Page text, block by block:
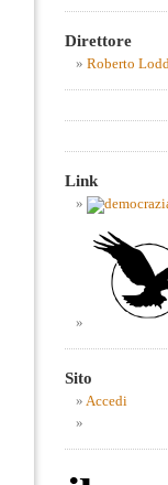
Direttore
Roberto
Link
Sito
Accedi